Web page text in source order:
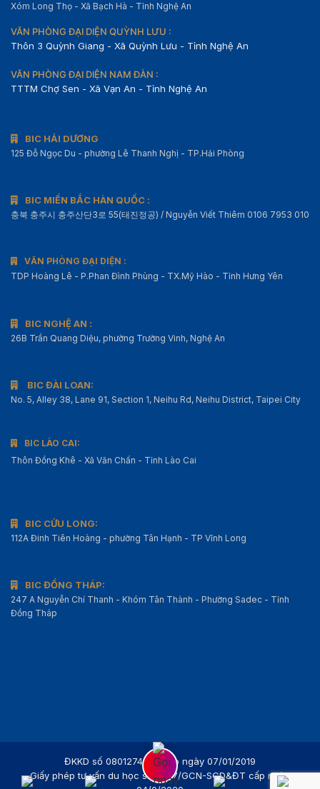
Xóm Long Thọ - Xã Bạch Hà - Tỉnh Nghệ An
VĂN PHÒNG ĐẠI DIỆN QUỲNH LƯU :
Thôn 3 Quỳnh Giang - Xã Quỳnh Lưu - Tỉnh Nghệ An
VĂN PHÒNG ĐẠI DIỆN NAM ĐÀN :
TTTM Chợ Sen - Xã Vạn An - Tỉnh Nghệ An
BIC HẢI DƯƠNG
125 Đỗ Ngọc Du - phường Lê Thanh Nghị - TP.Hải Phòng
BIC MIỀN BẮC HÀN QUỐC :
충북 충주시 충주산단3로 55(태진정공) / Nguyễn Viết Thiêm 0106 7953 010
VĂN PHÒNG ĐẠI DIỆN :
TDP Hoàng Lê - P.Phan Đình Phùng - TX.Mỹ Hào - Tỉnh Hưng Yên
BIC NGHỆ AN :
26B Trần Quang Diệu, phường Trường Vinh, Nghệ An
BIC ĐÀI LOAN:
No. 5, Alley 38, Lane 91, Section 1, Neihu Rd, Neihu District, Taipei City
BIC LÀO CAI:
Thôn Đồng Khê - Xã Văn Chấn - Tỉnh Lào Cai
BIC CỬU LONG:
112A Đinh Tiên Hoàng - phường Tân Hạnh - TP Vĩnh Long
BIC ĐỒNG THÁP:
247 A Nguyễn Chí Thanh - Khóm Tân Thành - Phường Sadec - Tỉnh
Đồng Tháp
ĐKKD số 0801274595 cấp ngày 07/01/2019
Giấy phép tư vấn du học số : 427/GCN-SGD&ĐT cấp ngày